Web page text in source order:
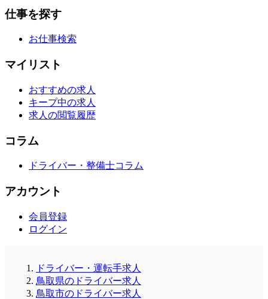
仕事を探す
お仕事検索
マイリスト
おすすめの求人
キープ中の求人
求人の閲覧履歴
コラム
ドライバー・整備士コラム
アカウント
会員登録
ログイン
ドライバー・運転手求人
鳥取県のドライバー求人
鳥取市のドライバー求人